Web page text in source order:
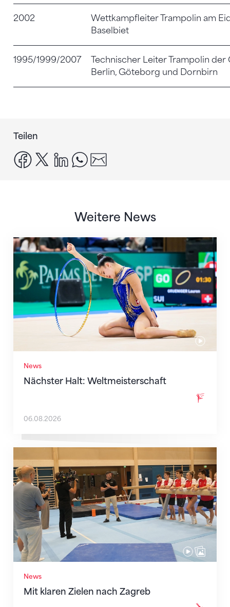
2002
Wettkampfleiter Trampolin am
Baselbiet
1995/1999/2007
Technischer Leiter Trampolin der
Berlin, Göteborg und Dornbirn
Teilen
facebook
x linkedinwhatsapp
Weitere News
News
Nächster Halt: Weltmeisterschaft
Nächster Halt: Weltmeisterschaft
06.08.2026
News
Mit klaren Zielen nach Zagreb
Mit klaren Zielen nach Zagreb